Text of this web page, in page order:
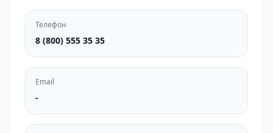
Телефон
8 (800) 555 35 35
Email
-